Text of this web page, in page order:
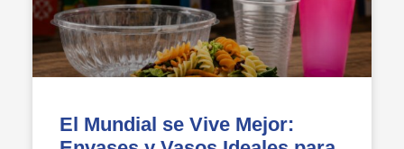
El Mundial se Vive Mejor: